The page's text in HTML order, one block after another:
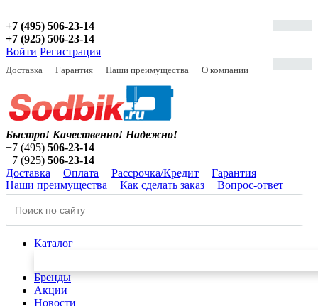
+7 (495) 506-23-14
+7 (925) 506-23-14
Войти Регистрация
Доставка Гарантия Наши преимущества О компании
Быстро! Качественно! Надежно!
+7 (495) 506-23-14
+7 (925) 506-23-14
Доставка
Оплата Рассрочка/Кредит
Гарантия
Наши преимущества
Как сделать заказ Вопрос-ответ
Каталог
Бренды
Акции
Новости